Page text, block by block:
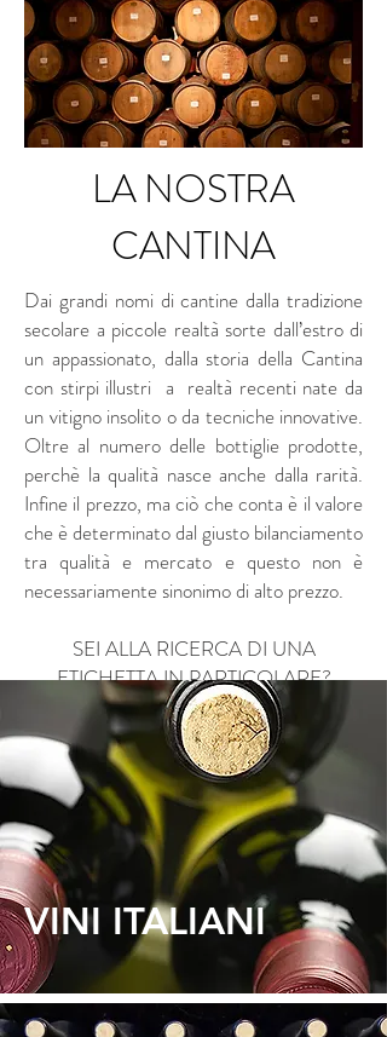
LA NOSTRA
CANTINA
Dai grandi nomi di cantine dalla tradizione
secolare a piccole realtà sorte dall’estro di
un appassionato, dalla storia della Cantina
con stirpi illustri a realtà recenti nate da
un vitigno insolito o da tecniche innovative.
Oltre al numero delle bottiglie prodotte,
perchè la qualità nasce anche dalla rarità.
Infine il prezzo, ma ciò che conta è il valore
che è determinato dal giusto bilanciamento
tra qualità e mercato e questo non è
necessariamente sinonimo di alto prezzo.
SEI ALLA RICERCA DI UNA
ETICHETTA IN PARTICOLARE?
VUOI AVERE INFORMAZIONI?
CHIEDI A NOI
SCOPRI LA NOSTRA SELEZIONE DI
VINI - LIQVORI - CHAMPAGNES
VINI ITALIANI